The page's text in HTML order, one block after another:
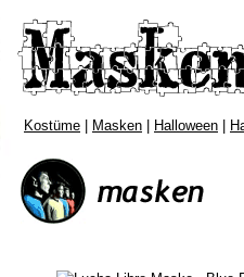
Kostüme Masken Halloween